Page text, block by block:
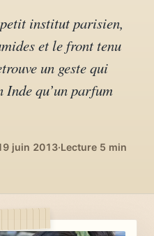
déco
bonheur
du monde
?
institut parisien,
et le front tenu
un geste qui
Inde qu’un parfum
juin 2013·Lecture 5 min